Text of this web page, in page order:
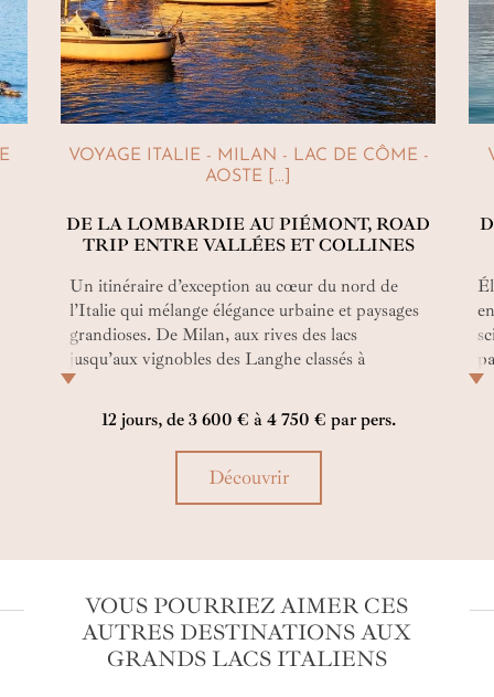
VOYAGE ITALIE - MILAN - LAC DE CÔME -
AOSTE [...]
DE LA LOMBARDIE AU PIÉMONT, ROAD
TRIP ENTRE VALLÉES ET COLLINES
Un itinéraire d’exception au cœur du nord de
l’Italie qui mélange élégance urbaine et paysages
grandioses. De Milan, aux rives des lacs
jusqu’aux vignobles des Langhe classés à
l’UNESCO, cet autotour unit art de vivre,
gastronomie et expériences privées. Une odyssée
immersive où l’Italie se révèle sophistiquée,
lumineuse et intimement exclusive.
12 jours, de 3 600 € à 4 750 € par pers.
Découvrir
VOUS POURRIEZ AIMER CES
AUTRES DESTINATIONS AUX
GRANDS LACS ITALIENS